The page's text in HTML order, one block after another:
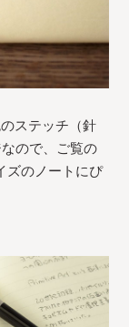
ステッチ（針
ので、ご覧の
ズのノートにぴ